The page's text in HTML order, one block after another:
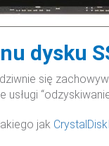
dysku
się
usługi
jak